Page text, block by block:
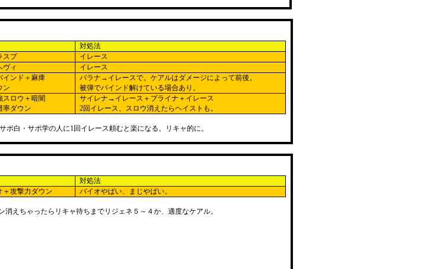
対処法
スプ
イレース
ヴィ
イレース
インド＋麻痺
ン
パラナ→イレースで。ケアルはダメージによって前後。
被弾でバインド解けている場合あり。
スロウ＋暗闇
率ダウン
サイレナ→イレース＋ブライナ＋イレース
2回イレース、スロウ消えたらヘイストも。
ポ白・サポ学の人に1回イレース頼むと楽になる。リキャ的に。
対処法
＋攻撃力ダウン バイオやばい、まじやばい。
えちゃったらリキャ待ちまでリジェネ５～４か、適度なケアル。